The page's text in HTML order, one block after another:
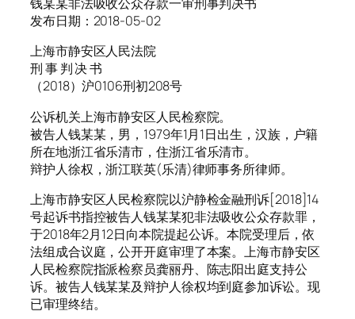
发布日期：2018-05-02
上海市静安区人民法院
刑 事 判 决 书
（2018）沪0106刑初208号
公诉机关上海市静安区人民检察院。
被告人钱某某，男，1979年1月1日出生，汉族，户籍
所在地浙江省乐清市，住浙江省乐清市。
辩护人徐权，浙江联英(乐清)律师事务所律师。
上海市静安区人民检察院以沪静检金融刑诉[2018]14
号起诉书指控被告人钱某某犯非法吸收公众存款罪，
于2018年2月12日向本院提起公诉。本院受理后，依
法组成合议庭，公开开庭审理了本案。上海市静安区
人民检察院指派检察员龚丽丹、陈志阳出庭支持公
诉。被告人钱某某及辩护人徐权均到庭参加诉讼。现
已审理终结。